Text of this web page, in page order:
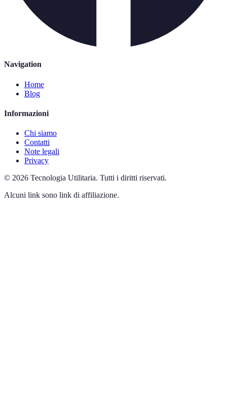
Navigation
Home
Blog
Informazioni
Chi siamo
Contatti
Note legali
Privacy
© 2026 Tecnologia Utilitaria. Tutti i diritti riservati.
Alcuni link sono link di affiliazione.